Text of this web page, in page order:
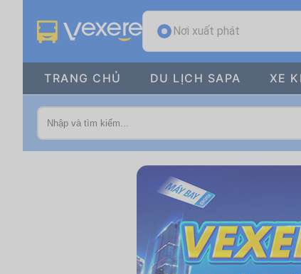
Nơi xuất phát
TRANG CHỦ DU LỊCH SAPA XE